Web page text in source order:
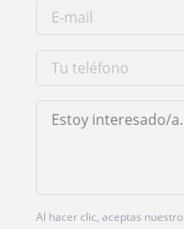
Al hacer clic, aceptas nuestro